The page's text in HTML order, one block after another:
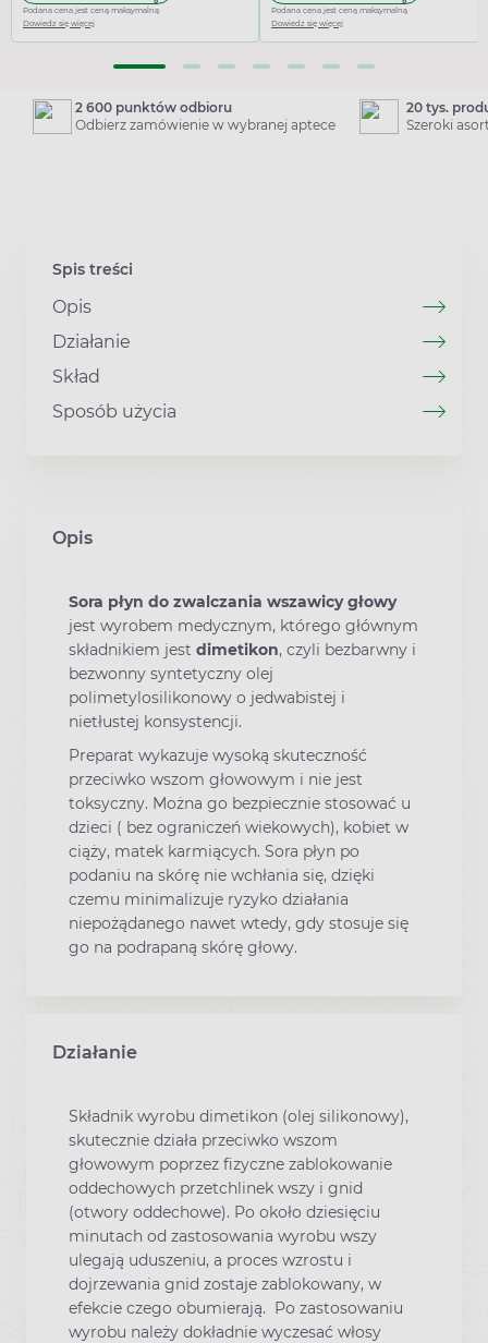
Podana cena jest ceną maksymalną
Dowiedz się więcej
Podana cena jest ceną maksymalną
Dowiedz się więcej
2 600 punktów odbioru
Odbierz zamówienie w wybranej aptece
20 tys.
Szeroki
Spis treści
Opis
Działanie
Skład
Sposób użycia
Opis
Sora płyn do zwalczania wszawicy głowy
jest wyrobem medycznym, którego głównym
składnikiem jest dimetikon, czyli bezbarwny i
bezwonny syntetyczny olej
polimetylosilikonowy o jedwabistej i
nietłustej konsystencji.
Preparat wykazuje wysoką skuteczność
przeciwko wszom głowowym i nie jest
toksyczny. Można go bezpiecznie stosować u
dzieci ( bez ograniczeń wiekowych), kobiet w
ciąży, matek karmiących. Sora płyn po
podaniu na skórę nie wchłania się, dzięki
czemu minimalizuje ryzyko działania
niepożądanego nawet wtedy, gdy stosuje się
go na podrapaną skórę głowy.
Działanie
Składnik wyrobu dimetikon (olej silikonowy),
skutecznie działa przeciwko wszom
głowowym poprzez fizyczne zablokowanie
oddechowych przetchlinek wszy i gnid
(otwory oddechowe). Po około dziesięciu
minutach od zastosowania wyrobu wszy
ulegają uduszeniu, a proces wzrostu i
dojrzewania gnid zostaje zablokowany, w
efekcie czego obumierają. Po zastosowaniu
wyrobu należy dokładnie wyczesać włosy